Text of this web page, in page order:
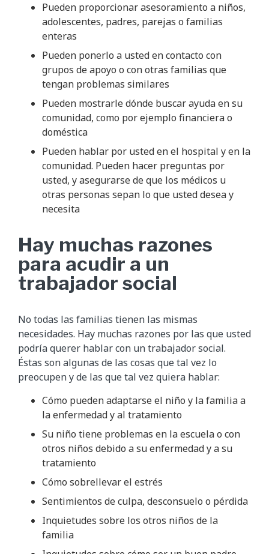
Pueden proporcionar asesoramiento a niños,
adolescentes, padres, parejas o familias
enteras
Pueden ponerlo a usted en contacto con
grupos de apoyo o con otras familias que
tengan problemas similares
Pueden mostrarle dónde buscar ayuda en su
comunidad, como por ejemplo financiera o
doméstica
Pueden hablar por usted en el hospital y en la
comunidad. Pueden hacer preguntas por
usted, y asegurarse de que los médicos u
otras personas sepan lo que usted desea y
necesita
Hay muchas razones
para acudir a un
trabajador social
No todas las familias tienen las mismas
necesidades. Hay muchas razones por las que usted
podría querer hablar con un trabajador social.
Éstas son algunas de las cosas que tal vez lo
preocupen y de las que tal vez quiera hablar:
Cómo pueden adaptarse el niño y la familia a
la enfermedad y al tratamiento
Su niño tiene problemas en la escuela o con
otros niños debido a su enfermedad y a su
tratamiento
Cómo sobrellevar el estrés
Sentimientos de culpa, desconsuelo o pérdida
Inquietudes sobre los otros niños de la
familia